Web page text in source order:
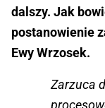
dalszy. Jak
postanowienie
Ewy Wrzosek.
Zarzuca